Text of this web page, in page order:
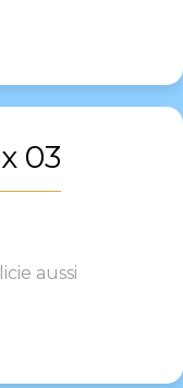
03
aussi